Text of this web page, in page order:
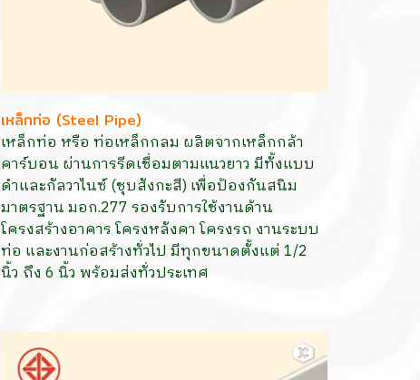
เหล็กท่อ (Steel Pipe)
เหล็กท่อ หรือ ท่อเหล็กกลม ผลิตจากเหล็กกล้า
คาร์บอน ผ่านการรีดเชื่อมตามแนวยาว มีทั้งแบบ
ดำและกัลวาไนซ์ (ชุบสังกะสี) เพื่อป้องกันสนิม
มาตรฐาน มอก.277 รองรับการใช้งานด้าน
โครงสร้างอาคาร โครงหลังคา โครงรถ งานระบบ
ท่อ และงานก่อสร้างทั่วไป มีทุกขนาดตั้งแต่ 1/2
นิ้ว ถึง 6 นิ้ว พร้อมส่งทั่วประเทศ